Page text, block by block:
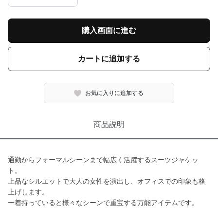
購入画面に進む
カートに追加する
お気に入りに追加する
商品説明
通勤からフォーマルシーンまで幅広く活躍するスーツジャケッ
ト。
上品なシルエットで大人の女性を演出し、オフィスでの印象も格
上げします。
一着持っていると様々なシーンで重宝する万能アイテムです。